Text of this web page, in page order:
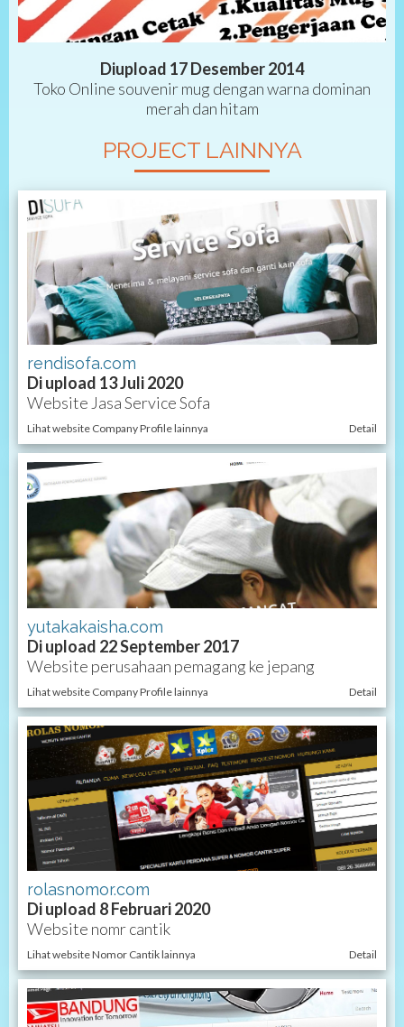
Diupload 17 Desember 2014
Toko Online souvenir mug dengan warna dominan
merah dan hitam
PROJECT LAINNYA
rendisofa.com
Di upload 13 Juli 2020
Website Jasa Service Sofa
Lihat website Company Profile lainnya Detail
yutakakaisha.com
Di upload 22 September 2017
Website perusahaan pemagang ke jepang
Lihat website Company Profile lainnya Detail
rolasnomor.com
Di upload 8 Februari 2020
Website nomr cantik
Lihat website Nomor Cantik lainnya Detail